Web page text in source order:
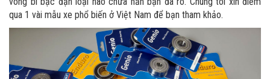
qua 1 vài mẫu xe phổ biến ở Việt Nam để bạn tham khảo.